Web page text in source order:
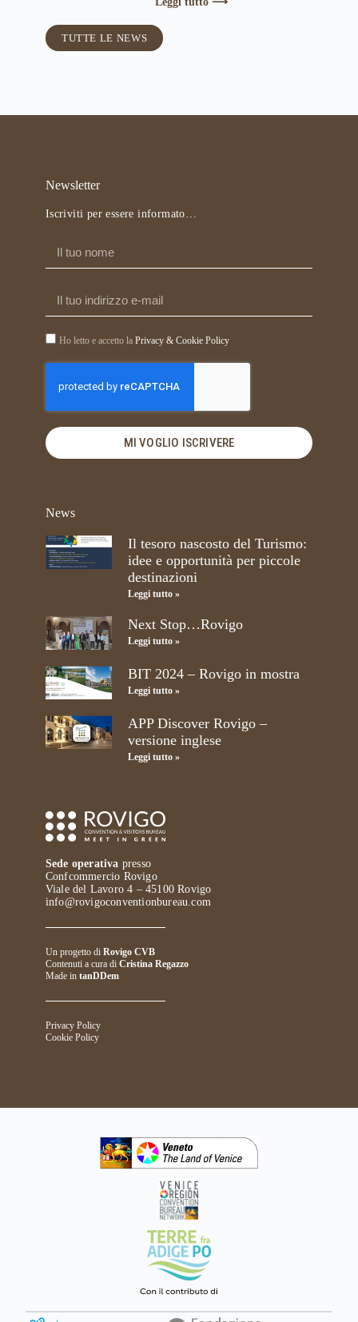
TUTTE LE NEWS
Sede operativa presso
Confcommercio Rovigo
Viale del Lavoro 4 – 45100 Rovigo
info@rovigoconventionbureau.com
Un progetto di Rovigo CVB
Contenuti a cura di Cristina Regazzo
Made in tanDDem
Privacy Policy
Cookie Policy
News
Il tesoro nascosto del Turismo:
idee e opportunità per piccole
destinazioni
Leggi tutto »
Next Stop…Rovigo
Leggi tutto »
BIT 2024 – Rovigo in mostra
Leggi tutto »
APP Discover Rovigo –
versione inglese
Leggi tutto »
Newsletter
Iscriviti per essere informato…
Ho letto e accetto la Privacy & Cookie Policy
MI VOGLIO ISCRIVERE